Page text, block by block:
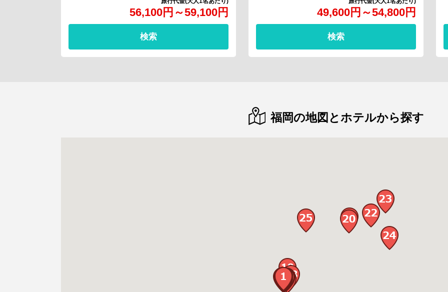
56,100円 ～59,100円
検索
49,600円 ～54,800円
検索
福岡の地図とホテルから探す